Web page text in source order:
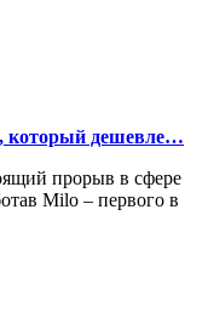
который дешевле…
прорыв в сфере
Milo – первого в